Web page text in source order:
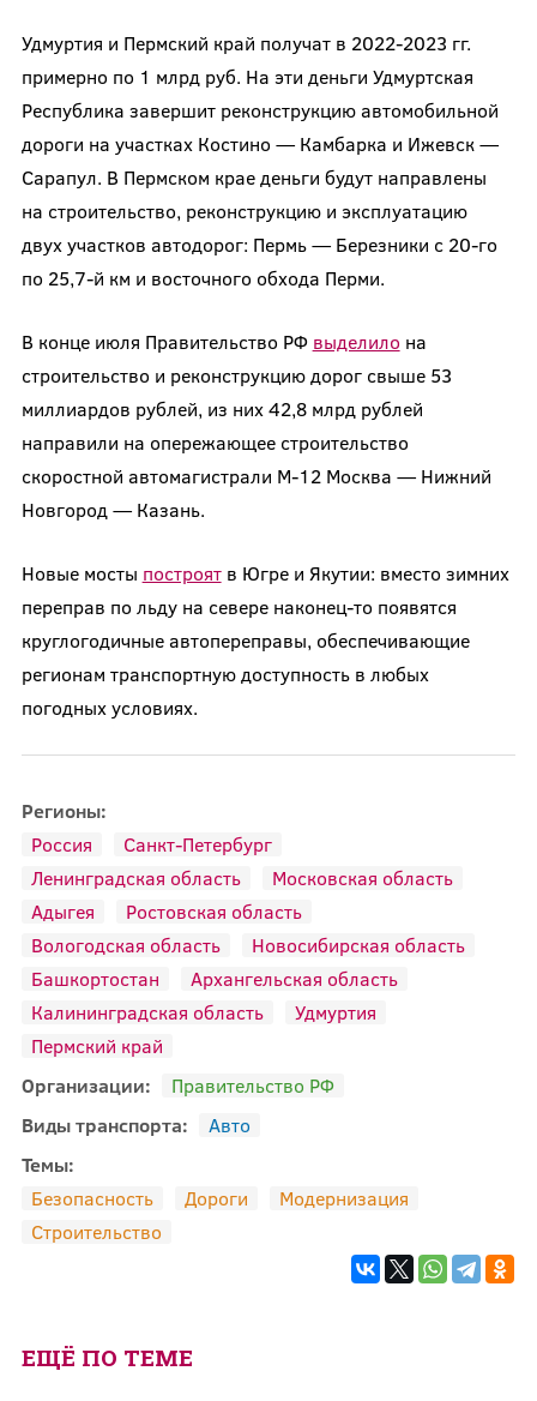
Удмуртия и Пермский край получат в 2022-2023 гг.
примерно по 1 млрд руб. На эти деньги Удмуртская
Республика завершит реконструкцию автомобильной
дороги на участках Костино — Камбарка и Ижевск —
Сарапул. В Пермском крае деньги будут направлены
на строительство, реконструкцию и эксплуатацию
двух участков автодорог: Пермь — Березники с 20-го
по 25,7-й км и восточного обхода Перми.
В конце июля Правительство РФ выделило на
строительство и реконструкцию дорог свыше 53
миллиардов рублей, из них 42,8 млрд рублей
направили на опережающее строительство
скоростной автомагистрали М-12 Москва — Нижний
Новгород — Казань.
Новые мосты построятв Югре и Якутии: вместо зимних
переправ по льду на севере наконец-то появятся
круглогодичные автопереправы, обеспечивающие
регионам транспортную доступность в любых
погодных условиях.
Регионы:
Россия
Санкт-Петербург
Ленинградская область
Московская область
Адыгея
Ростовская область
Вологодская область
Новосибирская область
Башкортостан
Архангельская область
Калининградская область
Удмуртия
Пермский край
Организации:
Правительство РФ
Виды транспорта:
Авто
Темы:
Безопасность
Дороги
Модернизация
Строительство
ЕЩЁ ПО ТЕМЕ